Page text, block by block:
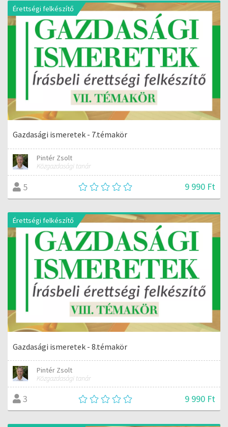
Érettségi felkészítő
Gazdasági ismeretek - 7.témakör
Pintér Zsolt
Közgazdasági tanár
5 9 990 Ft
Érettségi felkészítő
Gazdasági ismeretek - 8.témakör
Pintér Zsolt
Közgazdasági tanár
3 9 990 Ft